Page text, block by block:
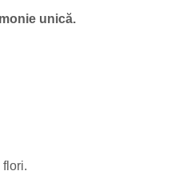
unică.
flori.